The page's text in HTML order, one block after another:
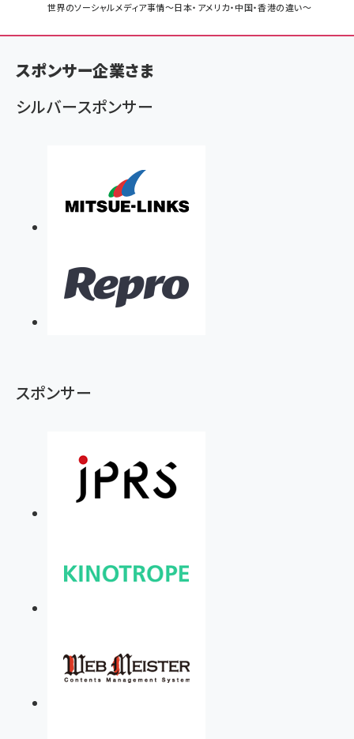
ン
く
ず
世界のソーシャルメディア事情～日本・アメリカ・中国・香港の違い～
スポンサー企業さま
シルバースポンサー
スポンサー